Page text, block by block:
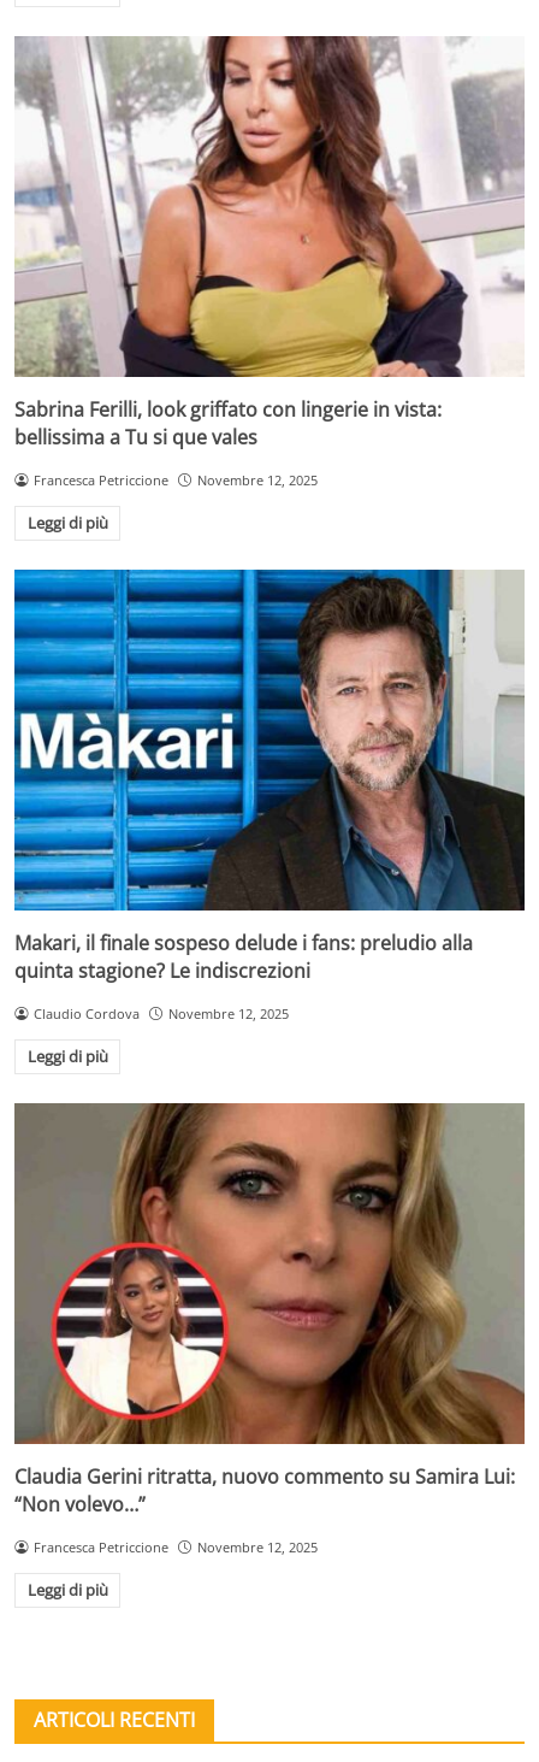
Sabrina Ferilli, look griffato con lingerie in vista:
bellissima a Tu si que vales
Francesca Petriccione Novembre 12, 2025
Leggi di più
Makari, il finale sospeso delude i fans: preludio alla
quinta stagione? Le indiscrezioni
Claudio Cordova Novembre 12, 2025
Leggi di più
Claudia Gerini ritratta, nuovo commento su Samira Lui:
“Non volevo…”
Francesca Petriccione Novembre 12, 2025
Leggi di più
ARTICOLI RECENTI